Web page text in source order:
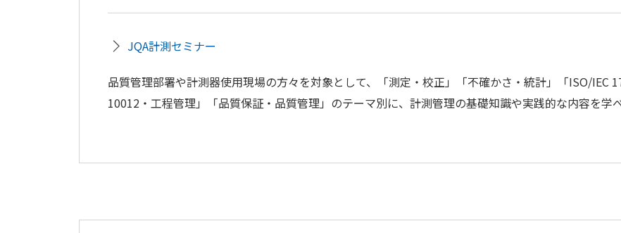
JQA計測セミナー
品質管理部署や計測器使用現場の方々を対象として、「測定・校正」「不確かさ・統計」「ISO/IEC
10012・工程管理」「品質保証・品質管理」のテーマ別に、計測管理の基礎知識や実践的な内容を学